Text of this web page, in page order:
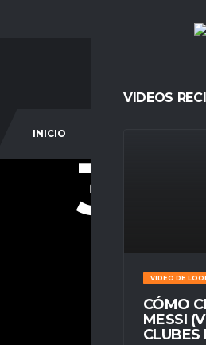
INICIO
VIDEOS
VIDEO DE
CÓMO
MESSI
CLUBES
31
SEASONS